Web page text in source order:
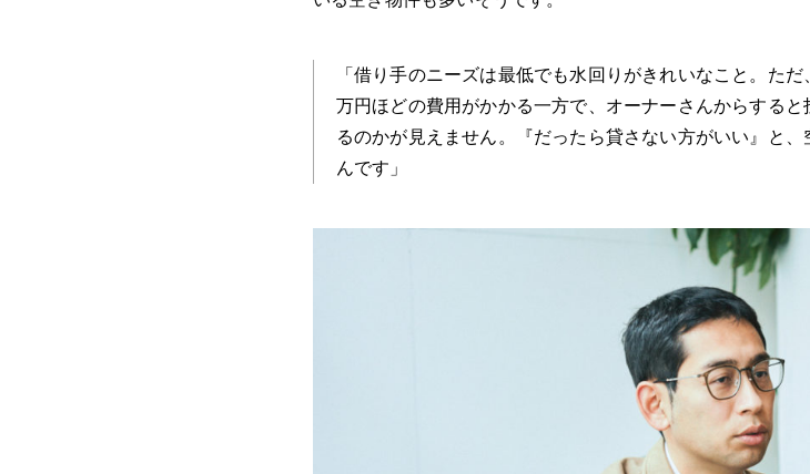
「借り手のニーズは最低でも水回りがきれいなこと。た
万円ほどの費用がかかる一方で、オーナーさんからする
るのかが見えません。『だったら貸さない方がいい』と
んです」